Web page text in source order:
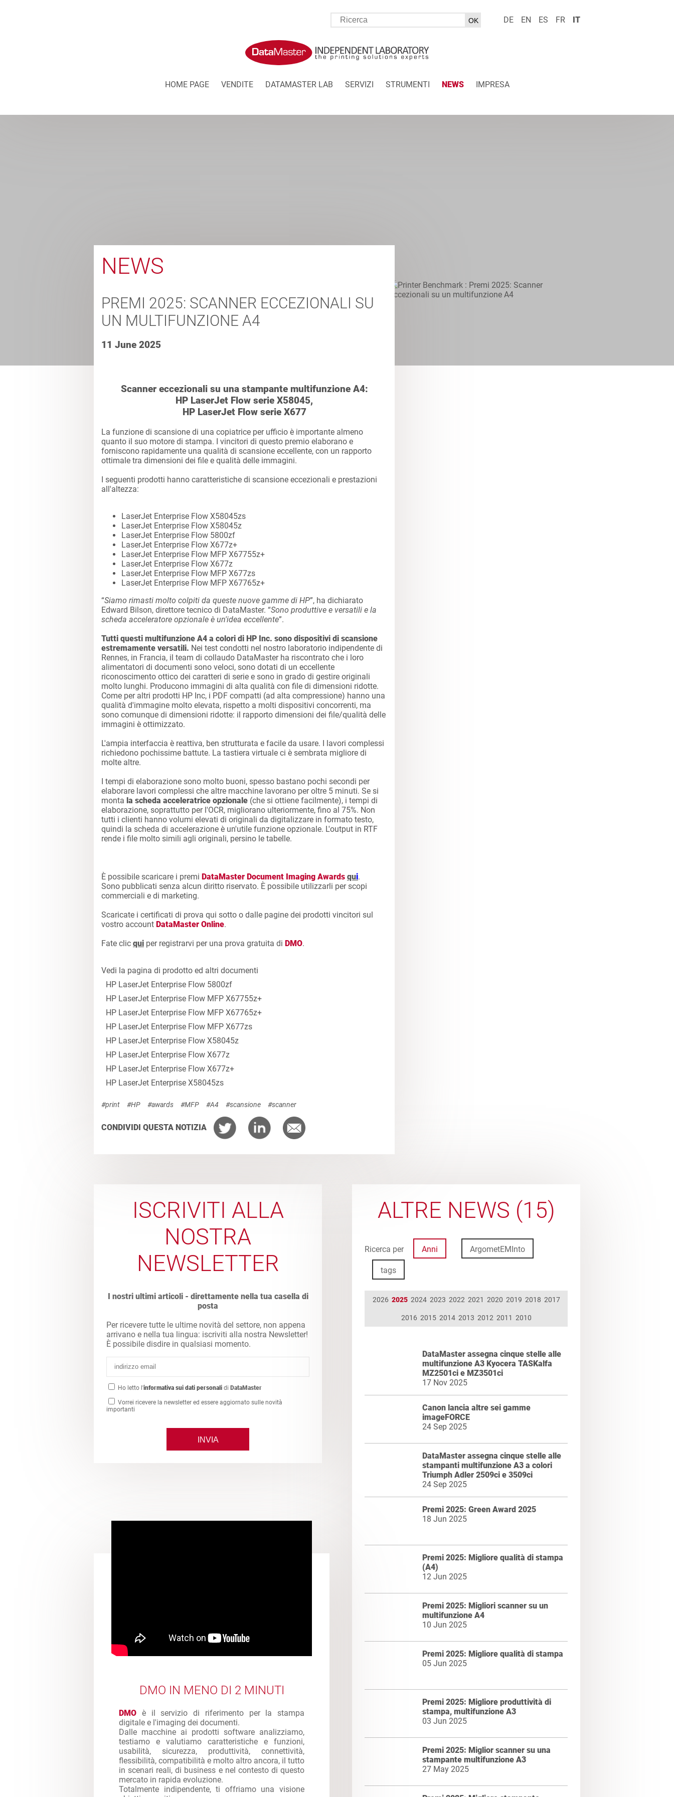
DE EN ES FR IT
HOME PAGE VENDITE DATAMASTER LAB SERVIZI STRUMENTI NEWS IMPRESA
NEWS
PREMI 2025: SCANNER ECCEZIONALI SU
UN MULTIFUNZIONE A4
11 June 2025
Scanner eccezionali su una stampante multifunzione A4:
HP LaserJet Flow serie X58045,
HP LaserJet Flow serie X677
La funzione di scansione di una copiatrice per ufficio è importante almeno
quanto il suo motore di stampa. I vincitori di questo premio elaborano e
forniscono rapidamente una qualità di scansione eccellente, con un rapporto
ottimale tra dimensioni dei file e qualità delle immagini.
I seguenti prodotti hanno caratteristiche di scansione eccezionali e prestazioni
all'altezza:
LaserJet Enterprise Flow X58045zs
LaserJet Enterprise Flow X58045z
LaserJet Enterprise Flow 5800zf
LaserJet Enterprise Flow X677z+
LaserJet Enterprise Flow MFP X67755z+
LaserJet Enterprise Flow X677z
LaserJet Enterprise Flow MFP X677zs
LaserJet Enterprise Flow MFP X67765z+
“Siamo rimasti molto colpiti da queste nuove gamme di HP”, ha dichiarato
Edward Bilson, direttore tecnico di DataMaster. “Sono produttive e versatili e la
scheda acceleratore opzionale è un'idea eccellente”.
Tutti questi multifunzione A4 a colori di HP Inc. sono dispositivi di scansione
estremamente versatili. Nei test condotti nel nostro laboratorio indipendente di
Rennes, in Francia, il team di collaudo DataMaster ha riscontrato che i loro
alimentatori di documenti sono veloci, sono dotati di un eccellente
riconoscimento ottico dei caratteri di serie e sono in grado di gestire originali
molto lunghi. Producono immagini di alta qualità con file di dimensioni ridotte.
Come per altri prodotti HP Inc, i PDF compatti (ad alta compressione) hanno una
qualità d'immagine molto elevata, rispetto a molti dispositivi concorrenti, ma
sono comunque di dimensioni ridotte: il rapporto dimensioni dei file/qualità delle
immagini è ottimizzato.
L'ampia interfaccia è reattiva, ben strutturata e facile da usare. I lavori complessi
richiedono pochissime battute. La tastiera virtuale ci è sembrata migliore di
molte altre.
I tempi di elaborazione sono molto buoni, spesso bastano pochi secondi per
elaborare lavori complessi che altre macchine lavorano per oltre 5 minuti. Se si
monta la scheda acceleratrice opzionale (che si ottiene facilmente), i tempi di
elaborazione, soprattutto per l'OCR, migliorano ulteriormente, fino al 75%. Non
tutti i clienti hanno volumi elevati di originali da digitalizzare in formato testo,
quindi la scheda di accelerazione è un'utile funzione opzionale. L'output in RTF
rende i file molto simili agli originali, persino le tabelle.
È possibile scaricare i premi DataMaster Document Imaging Awards qui.
Sono pubblicati senza alcun diritto riservato. È possibile utilizzarli per scopi
commerciali e di marketing.
Scaricate i certificati di prova qui sotto o dalle pagine dei prodotti vincitori sul
vostro account DataMaster Online.
Fate clic qui per registrarvi per una prova gratuita di DMO.
Vedi la pagina di prodotto ed altri documenti
HP LaserJet Enterprise Flow 5800zf
HP LaserJet Enterprise Flow MFP X67755z+
HP LaserJet Enterprise Flow MFP X67765z+
HP LaserJet Enterprise Flow MFP X677zs
HP LaserJet Enterprise Flow X58045z
HP LaserJet Enterprise Flow X677z
HP LaserJet Enterprise Flow X677z+
HP LaserJet Enterprise X58045zs
#print #HP #awards #MFP #A4 #scansione #scanner
CONDIVIDI QUESTA NOTIZIA
ISCRIVITI ALLA
NOSTRA
NEWSLETTER
I nostri ultimi articoli - direttamente nella tua casella di
posta
Per ricevere tutte le ultime novità del settore, non appena
arrivano e nella tua lingua: iscriviti alla nostra Newsletter!
È possibile disdire in qualsiasi momento.
Ho letto l'informativa sui dati personali di DataMaster
Vorrei ricevere la newsletter ed essere aggiornato sulle novità
importanti
DMO IN MENO DI 2 MINUTI
DMO è il servizio di riferimento per la stampa
digitale e l'imaging dei documenti.
Dalle macchine ai prodotti software analizziamo,
testiamo e valutiamo caratteristiche e funzioni,
usabilità, sicurezza, produttività, connettività,
flessibilità, compatibilità e molto altro ancora, il tutto
in scenari reali, di business e nel contesto di questo
mercato in rapida evoluzione.
Totalmente indipendente, ti offriamo una visione
ALTRE NEWS (15)
Ricerca per Anni ArgometEMInto
tags
2026 2025 2024 2023 2022 2021 2020 2019 2018 2017
2016 2015 2014 2013 2012 2011 2010
DataMaster assegna cinque stelle alle
multifunzione A3 Kyocera TASKalfa
MZ2501ci e MZ3501ci
17 Nov 2025
Canon lancia altre sei gamme
imageFORCE
24 Sep 2025
DataMaster assegna cinque stelle alle
stampanti multifunzione A3 a colori
Triumph Adler 2509ci e 3509ci
24 Sep 2025
Premi 2025: Green Award 2025
18 Jun 2025
Premi 2025: Migliore qualità di stampa
(A4)
12 Jun 2025
Premi 2025: Migliori scanner su un
multifunzione A4
10 Jun 2025
Premi 2025: Migliore qualità di stampa
05 Jun 2025
Premi 2025: Migliore produttività di
stampa, multifunzione A3
03 Jun 2025
Premi 2025: Miglior scanner su una
stampante multifunzione A3
27 May 2025